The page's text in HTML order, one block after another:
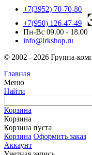
+7(3952) 70-70-80
+7(950) 126-47-49
Пн-Вс 09.00 - 18.00
info@irkshop.ru
© 2002 - 2026 Группа-
Главная
Меню
Найти
Корзина
Корзина
Корзина пуста
Корзина Оформить заказ
Аккаунт